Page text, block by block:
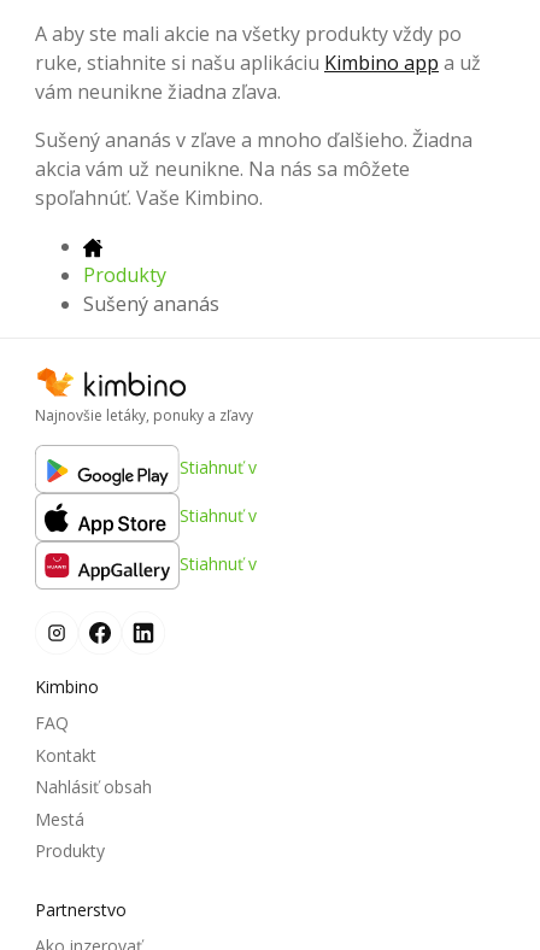
A aby ste mali akcie na všetky produkty vždy po
ruke, stiahnite si našu aplikáciu Kimbino app a už
vám neunikne žiadna zľava.
Sušený ananás v zľave a mnoho ďalšieho. Žiadna
akcia vám už neunikne. Na nás sa môžete
spoľahnúť. Vaše Kimbino.
Produkty
Sušený ananás
Najnovšie letáky, ponuky a zľavy
Stiahnuť v
Stiahnuť v
Stiahnuť v
Kimbino
FAQ
Kontakt
Nahlásiť obsah
Mestá
Produkty
Partnerstvo